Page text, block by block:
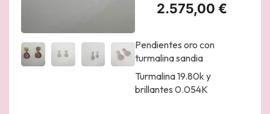
2.575,00 €
Pendientes oro con
turmalina sandia
Turmalina 19.80k y
brillantes 0.054K